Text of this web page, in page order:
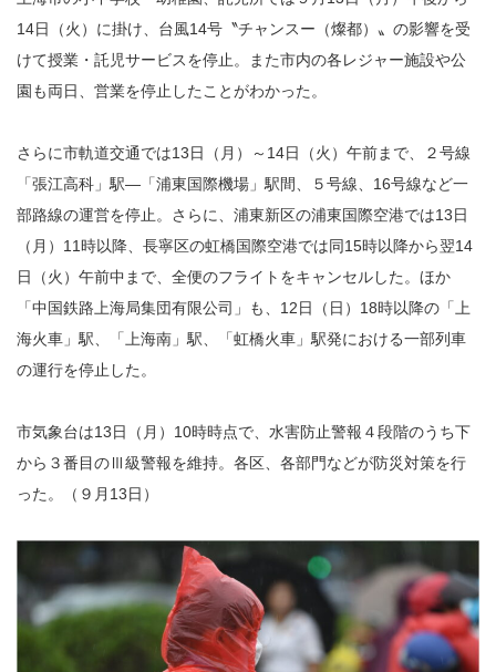
14日（火）に掛け、台風14号〝チャンスー（燦都）〟の影響を受
けて授業・託児サービスを停止。また市内の各レジャー施設や公
園も両日、営業を停止したことがわかった。
さらに市軌道交通では13日（月）～14日（火）午前まで、２号線
「張江高科」駅―「浦東国際機場」駅間、５号線、16号線など一
部路線の運営を停止。さらに、浦東新区の浦東国際空港では13日
（月）11時以降、長寧区の虹橋国際空港では同15時以降から翌14
日（火）午前中まで、全便のフライトをキャンセルした。ほか
「中国鉄路上海局集団有限公司」も、12日（日）18時以降の「上
海火車」駅、「上海南」駅、「虹橋火車」駅発における一部列車
の運行を停止した。
市気象台は13日（月）10時時点で、水害防止警報４段階のうち下
から３番目のⅢ級警報を維持。各区、各部門などが防災対策を行
った。（９月13日）